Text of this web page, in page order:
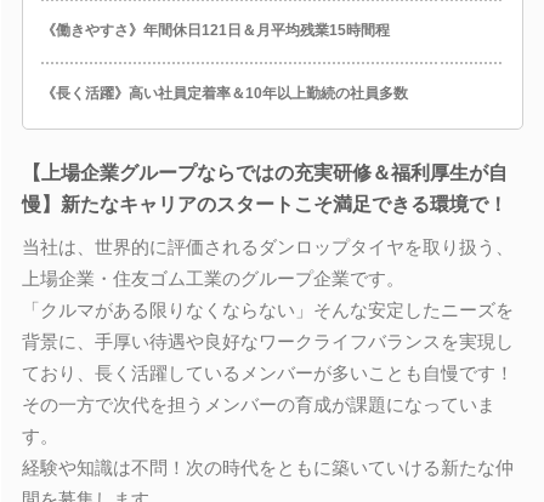
《働きやすさ》年間休日121日＆月平均残業15時間程
《長く活躍》高い社員定着率＆10年以上勤続の社員多数
【上場企業グループならではの充実研修＆福利厚生が自
慢】新たなキャリアのスタートこそ満足できる環境で！
当社は、世界的に評価されるダンロップタイヤを取り扱う、
上場企業・住友ゴム工業のグループ企業です。
「クルマがある限りなくならない」そんな安定したニーズを
背景に、手厚い待遇や良好なワークライフバランスを実現し
ており、長く活躍しているメンバーが多いことも自慢です！
その一方で次代を担うメンバーの育成が課題になっていま
す。
経験や知識は不問！次の時代をともに築いていける新たな仲